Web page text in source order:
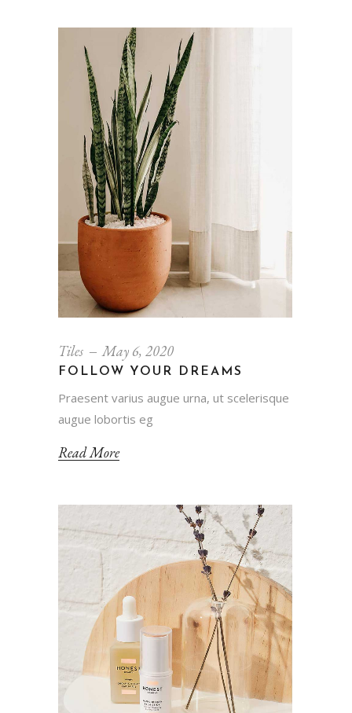
Tiles May 6, 2020
FOLLOW YOUR DREAMS
Praesent varius augue urna, ut scelerisque
augue lobortis eg
Read More